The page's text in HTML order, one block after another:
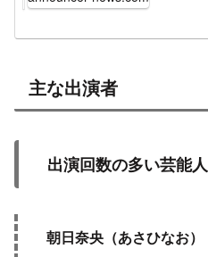
主な出演者
出演回数の多い芸能人
朝日奈央（あさひなお）